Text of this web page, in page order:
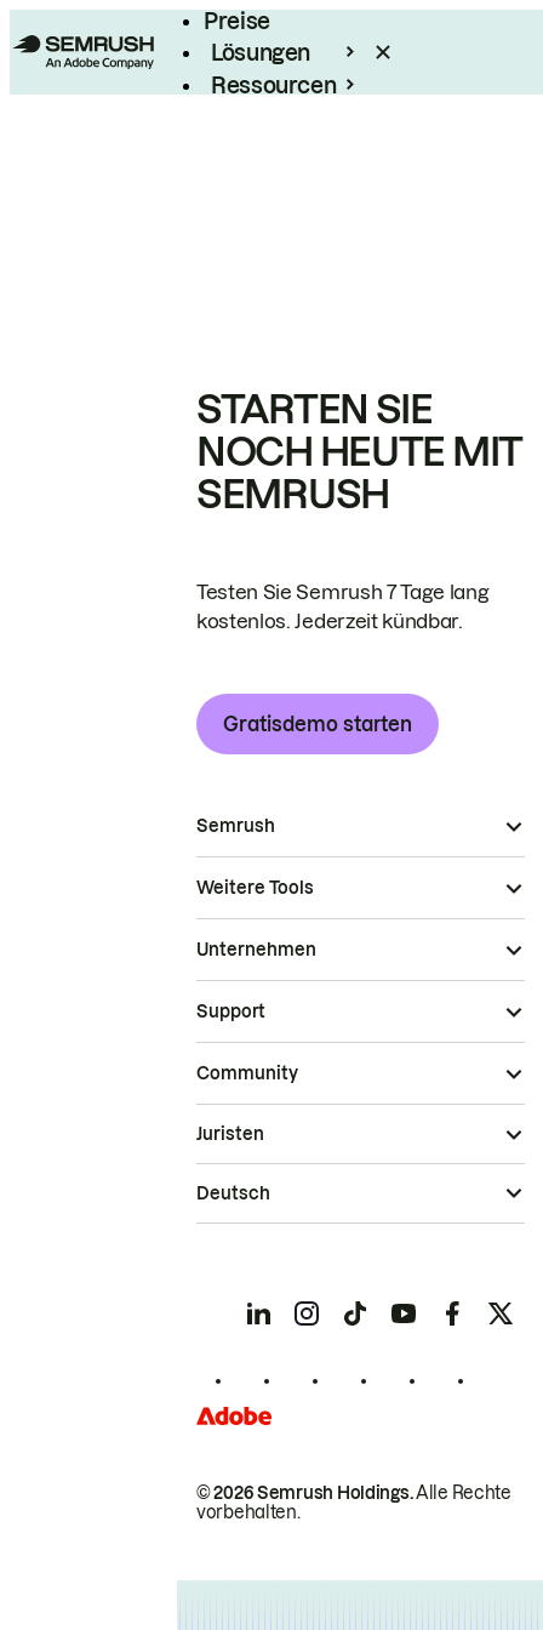
Preise
Lösungen
Ressourcen
STARTEN SIE
NOCH HEUTE MIT
SEMRUSH
Testen Sie Semrush 7 Tage lang
kostenlos. Jederzeit kündbar.
Gratisdemo starten
Semrush
Weitere Tools
Unternehmen
Support
Community
© 2026 Semrush Holdings.Alle Rechte
vorbehalten.
Juristen
Deutsch